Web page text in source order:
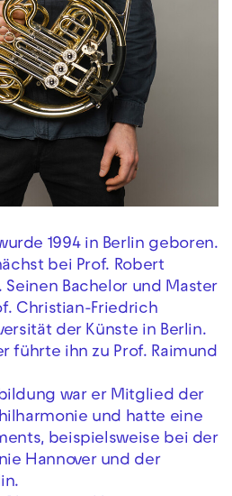
1994 in Berlin geboren.
bei Prof. Robert
Seinen Bachelor und Master
Christian-Friedrich
der Künste in Berlin.
führte ihn zu Prof. Raimund
war er Mitglied der
und hatte eine
beispielsweise bei der
Hannover und der